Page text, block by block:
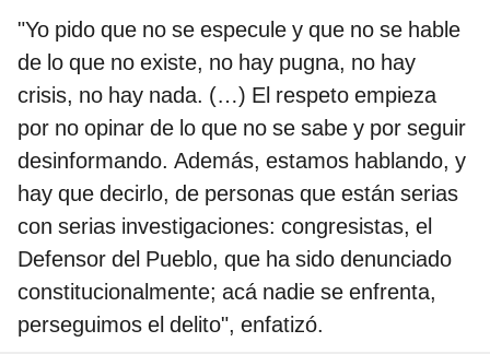
"Yo pido que no se especule y que no se hable
de lo que no existe, no hay pugna, no hay
crisis, no hay nada. (…) El respeto empieza
por no opinar de lo que no se sabe y por seguir
desinformando. Además, estamos hablando, y
hay que decirlo, de personas que están serias
con serias investigaciones: congresistas, el
Defensor del Pueblo, que ha sido denunciado
constitucionalmente; acá nadie se enfrenta,
perseguimos el delito", enfatizó.